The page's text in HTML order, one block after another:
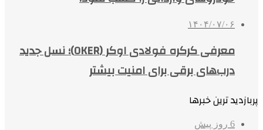
۱۴۰۴/۰۷/۰۶
معرفی کرکره فولادی اوکر (OKER)؛ نسل جدید
درب‌های برقی برای امنیت بیشتر
پربازدید ترین خبرها
6 روز پیش